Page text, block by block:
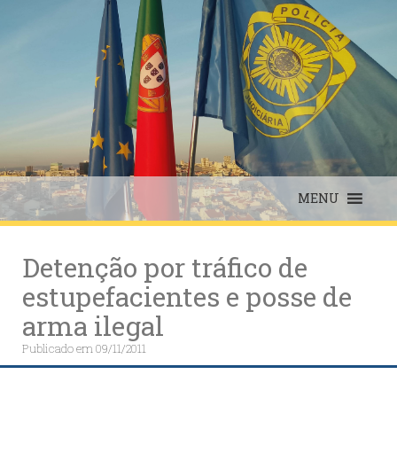
MENU
Detenção por tráfico de
estupefacientes e posse de
arma ilegal
Publicado em09/11/2011